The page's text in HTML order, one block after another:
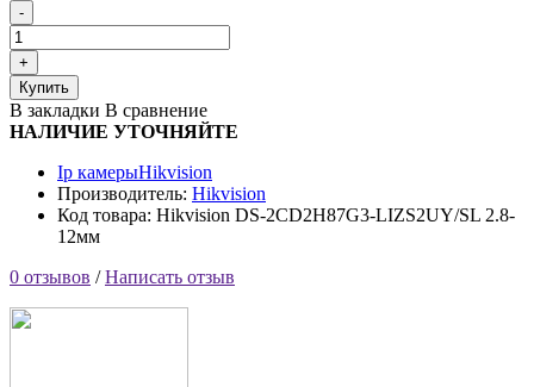
Купить
В закладки В сравнение
НАЛИЧИЕ УТОЧНЯЙТЕ
Ip камерыHikvision
Производитель: Hikvision
Код товара: Hikvision DS-2CD2H87G3-LIZS2UY/SL 2.8-
12мм
0 отзывов /Написать отзыв